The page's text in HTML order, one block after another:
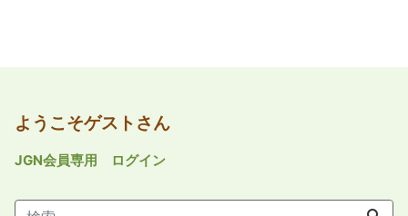
ようこそゲストさん
JGN会員専用 ログイン